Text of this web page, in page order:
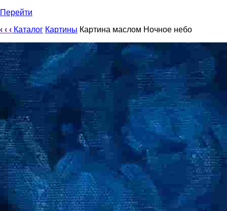
Перейти
‹ ‹ ‹ Каталог Картины Картина маслом Ночное небо